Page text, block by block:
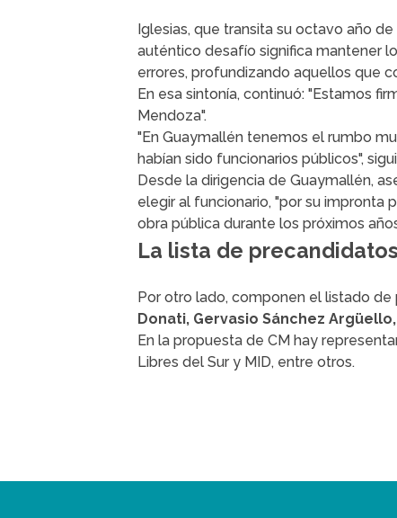
Iglesias, que transita su octavo año
auténtico desafío significa mantener
errores, profundizando aquellos que
En esa sintonía, continuó: "Estamos
Mendoza".
"En Guaymallén tenemos el rumbo
habían sido funcionarios públicos",
Desde la dirigencia de Guaymallén,
elegir al funcionario, "por su impronta
obra pública durante los próximos
La lista de
Por otro lado, componen el listado
Donati, Gervasio Sánchez
En la propuesta de CM hay
Libres del Sur y MID, entre otros.